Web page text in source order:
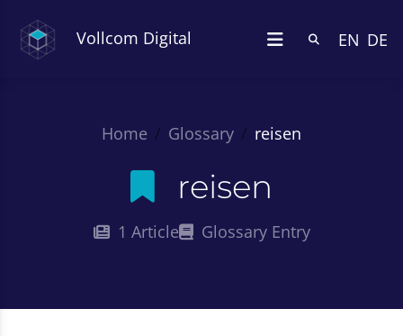
Vollcom Digital EN DE
Home Glossary reisen
reisen
1 Article Glossary Entry